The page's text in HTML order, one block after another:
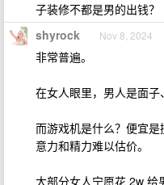
子装修不都是男的出钱？
shyrock Nov 8, 2024
非常普遍。
在女人眼里，男人是面子
而游戏机是什么？便宜
意力和精力难以估价。
大部分女人宁愿花 2w 给